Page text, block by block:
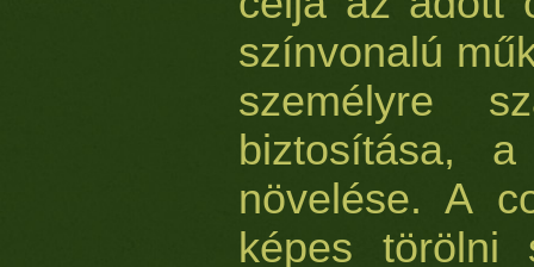
színvonalú
személyre
biztosítása,
növelése. A
képes törölni